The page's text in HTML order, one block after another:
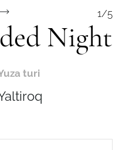
1/5
Night
turi